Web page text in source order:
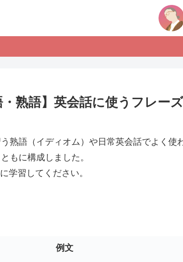
・熟語】英会話に使うフレー
熟語（イディオム）や日常英会話でよく使
もに構成しました。
学習してください。
例文